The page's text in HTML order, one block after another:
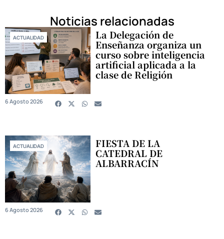
Noticias relacionadas
ACTUALIDAD La Delegación de
Enseñanza organiza un
curso sobre inteligencia
artificial aplicada a la
clase de Religión
6 Agosto 2026
ACTUALIDAD FIESTA DE LA
CATEDRAL DE
ALBARRACÍN
6 Agosto 2026